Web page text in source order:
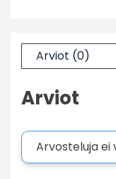
Arviot (0)
Arviot
Arvosteluja ei